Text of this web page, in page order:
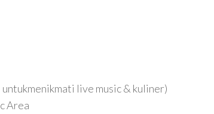
live music & kuliner)
Area